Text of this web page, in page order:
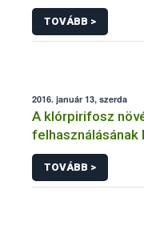
TOVÁBB >
2016. január 13, szerda
A klórpirifosz
felhasználásának
TOVÁBB >